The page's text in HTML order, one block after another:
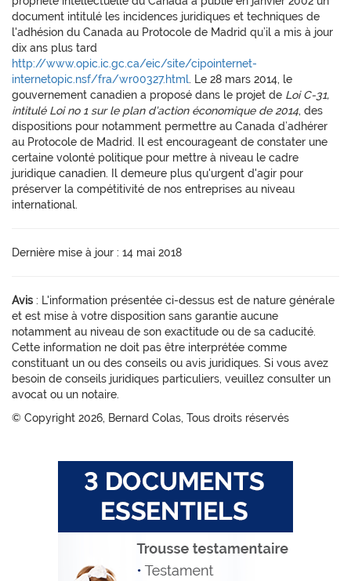
document intitulé les incidences juridiques et techniques de
l'adhésion du Canada au Protocole de Madrid qu’il a mis à jour
dix ans plus tard
http://www.opic.ic.gc.ca/eic/site/cipointernet-
internetopic.nsf/fra/wr00327.html. Le 28 mars 2014, le
gouvernement canadien a proposé dans le projet de Loi C-31,
intitulé Loi no 1 sur le plan d’action économique de 2014, des
dispositions pour notamment permettre au Canada d’adhérer
au Protocole de Madrid. Il est encourageant de constater une
certaine volonté politique pour mettre à niveau le cadre
juridique canadien. Il demeure plus qu'urgent d'agir pour
préserver la compétitivité de nos entreprises au niveau
international.
Dernière mise à jour : 14 mai 2018
Avis : L'information présentée ci-dessus est de nature générale
et est mise à votre disposition sans garantie aucune
notamment au niveau de son exactitude ou de sa caducité.
Cette information ne doit pas être interprétée comme
constituant un ou des conseils ou avis juridiques. Si vous avez
besoin de conseils juridiques particuliers, veuillez consulter un
avocat ou un notaire.
© Copyright 2026, Bernard Colas, Tous droits réservés